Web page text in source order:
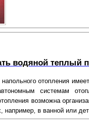
водяной теплый
отопления
системам
возможна
в ванной или